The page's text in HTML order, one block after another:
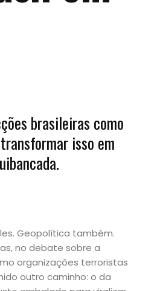
brasileiras como
isso em
Geopolítica também.
no debate sobre a
organizações terroristas
outro caminho: o da